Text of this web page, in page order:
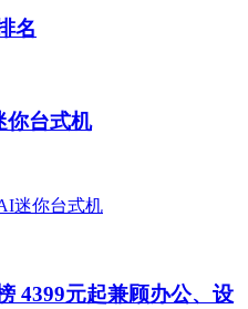
名
台式机
4399元起兼顾办公、设